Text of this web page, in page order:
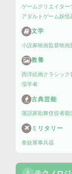
ゲームクリエイター
アダルトゲーム妖怪
文学
小説家映画監督映画
教養
西洋絵画クラシック
儒学者
古典芸能
落語家歌舞伎役者能
ミリタリー
拳銃軍事兵器